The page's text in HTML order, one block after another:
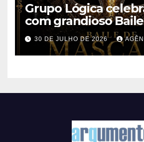
Grupo Lógica
com grandioso
Máscaras em
30 DE JULHO DE 2026